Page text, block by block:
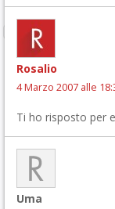
Rosalio
4 Marzo 2007 alle
Ti ho risposto per
Uma